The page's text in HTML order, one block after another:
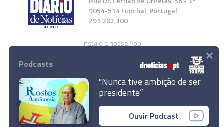
9054-514 Funchal, Portugal
291 202 300
Instale a nossa App
© 2023 Empresa Diário de Notícias, Lda.
Todos os direitos reservados.
Podcasts
"Nunca tive ambição de ser
presidente”
Ouvir Podcast
×